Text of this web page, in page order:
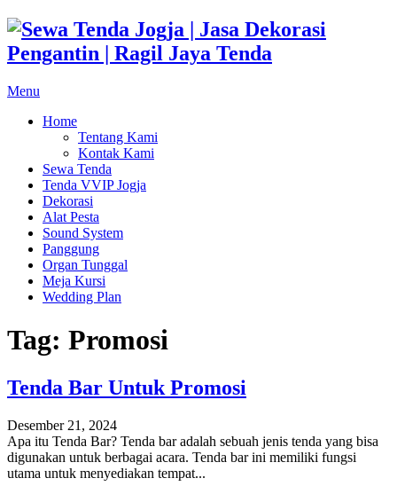
Skip
content
Menu
Home
Tentang Kami
Kontak Kami
Sewa Tenda
Tenda VVIP Jogja
Dekorasi
Alat Pesta
Sound System
Panggung
Organ Tunggal
Meja Kursi
Wedding Plan
Tag: Promosi
Tenda Bar Untuk Promosi
Desember 21, 2024
Apa itu Tenda Bar? Tenda bar adalah sebuah jenis tenda yang bisa
digunakan untuk berbagai acara. Tenda bar ini memiliki fungsi
utama untuk menyediakan tempat...